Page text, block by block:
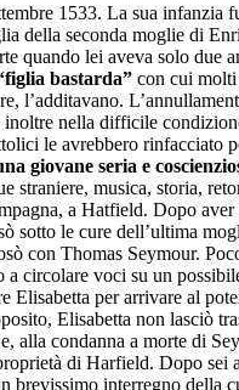
1533. La sua infanzia
della seconda moglie di
quando lei aveva solo due
bastarda” con cui
l’additavano.
nella difficile
le avrebbero rinfacciato
giovane seria e
straniere, musica, storia,
a Hatfield. Dopo aver
sotto le cure dell’ultima
con Thomas Seymour.
circolare voci su un
Elisabetta per arrivare al
Elisabetta non lasciò
alla condanna a morte di
di Harfield. Dopo sei
brevissimo interregno della